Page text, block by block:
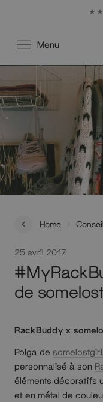
Menu
Home
25 avril 2017
de
RackBuddy x
Polga de
personnalisé à son
éléments décoratifs
et en métal de